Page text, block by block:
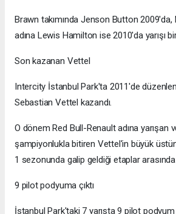
Brawn takımında Jenson Button
adına Lewis Hamilton ise 2010'da yarışı
Son kazanan Vettel
Intercity İstanbul Park'ta 2011'de
Sebastian Vettel kazandı.
O dönem Red Bull-Renault adına yarışan
şampiyonlukla bitiren Vettel'in büyük
1 sezonunda galip geldiği etaplar
9 pilot podyuma çıktı
İstanbul Park'taki 7 yarışta 9 pilot podyum